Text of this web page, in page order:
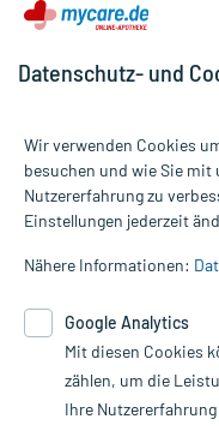
Alle Preise gelten inkl.
Informationen auf dieser
die Untersuchung und
Therapien eingeleitet
Google Analytics. Lesen
unserer
nutzen Sie das Formular:
Datenschutz- und
Wir verwenden Cookies
besuchen und wie Sie
Nutzererfahrung zu
Einstellungen jederzeit
Nähere Informationen:
Google Analytics
Mit diesen Cookies
zählen, um die
Ihre